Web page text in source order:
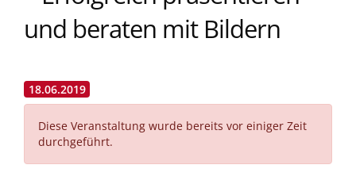
und beraten mit Bildern
18.06.2019
Diese Veranstaltung wurde bereits vor einiger Zeit
durchgeführt.